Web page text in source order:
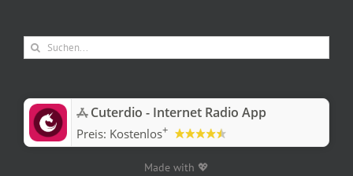
Suche
nach:
‎Cuterdio - Internet Radio App
Preis: Kostenlos+
Made with 💖